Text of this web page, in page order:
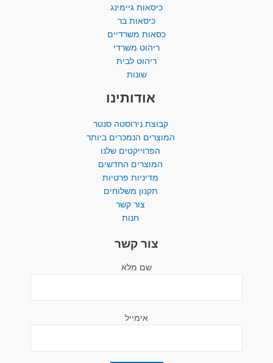
כיסאות גיימינג
כיסאות בר
כסאות משרדיים
ריהוט משרדי
ריהוט לבית
שונות
אודותינו
קבוצת נירוסטה סנטר
המוצרים הנמכרים ביותר​
הפרוייקטים שלנו
המוצרים החדשים
מדיניות פרטיות
תקנון משלוחים
צור קשר
חנות
צור קשר
שם מלא
אימייל